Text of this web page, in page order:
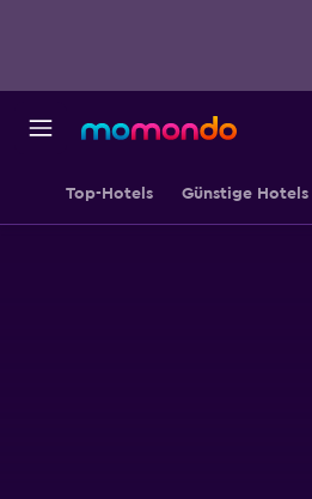
Top-Hotels Günstige Hotels